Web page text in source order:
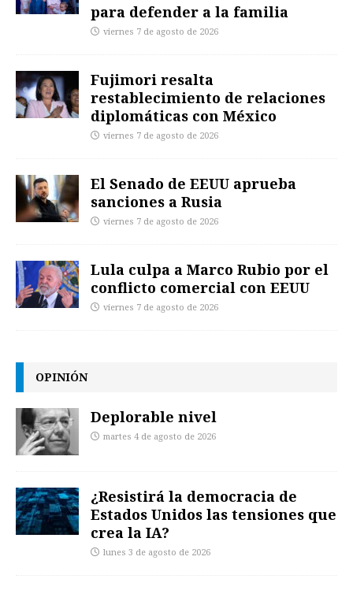
para defender a la familia
viernes 7 de agosto de 2026
Fujimori resalta
restablecimiento de relaciones
diplomáticas con México
viernes 7 de agosto de 2026
El Senado de EEUU aprueba
sanciones a Rusia
viernes 7 de agosto de 2026
Lula culpa a Marco Rubio por el
conflicto comercial con EEUU
viernes 7 de agosto de 2026
OPINIÓN
Deplorable nivel
martes 4 de agosto de 2026
¿Resistirá la democracia de
Estados Unidos las tensiones que
crea la IA?
lunes 3 de agosto de 2026